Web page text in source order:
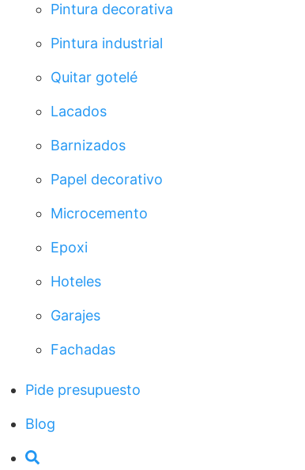
Pintura decorativa
Pintura industrial
Quitar gotelé
Lacados
Barnizados
Papel decorativo
Microcemento
Epoxi
Hoteles
Garajes
Fachadas
Pide presupuesto
Blog